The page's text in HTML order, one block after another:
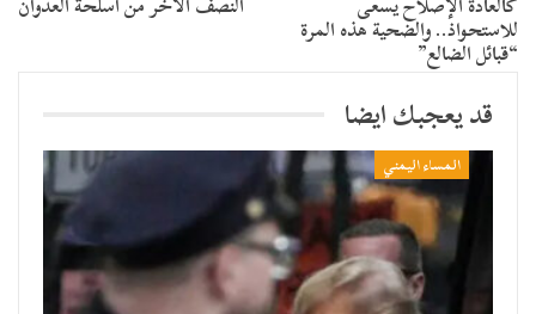
للاستحواذ.. والضحية هذه المرة
“قبائل الضالع”
قد يعجبك ايضا
المساء اليمني